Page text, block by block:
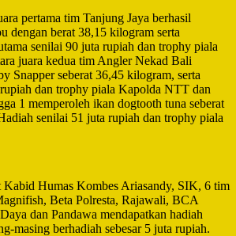
pertama tim Tanjung Jaya berhasil
dengan berat 38,15 kilogram serta
senilai 90 juta rupiah dan trophy piala
juara kedua tim Angler Nekad Bali
Snapper seberat 36,45 kilogram, serta
dan trophy piala Kapolda NTT dan
1 memperoleh ikan dogtooth tuna seberat
senilai 51 juta rupiah dan trophy piala
Kabid Humas Kombes Ariasandy, SIK, 6 tim
Beta Polresta, Rajawali, BCA
dan Pandawa mendapatkan hadiah
masing berhadiah sebesar 5 juta rupiah.